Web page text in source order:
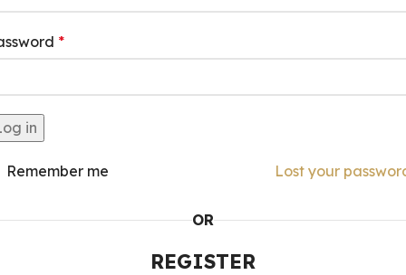
*
in
Lost your
Remember me
OR
REGISTER